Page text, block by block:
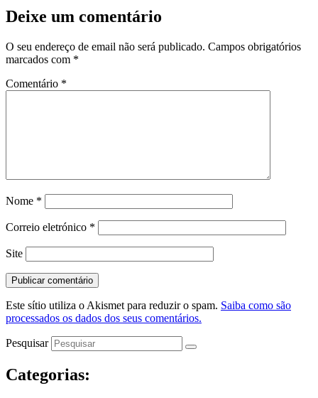
Deixe um comentário
O seu endereço de email não será publicado. Campos obrigatórios
marcados com *
Comentário *
Nome *
Correio eletrónico *
Site
Este sítio utiliza o Akismet para reduzir o spam. Saiba como são
processados os dados dos seus comentários.
Pesquisar
Categorias: